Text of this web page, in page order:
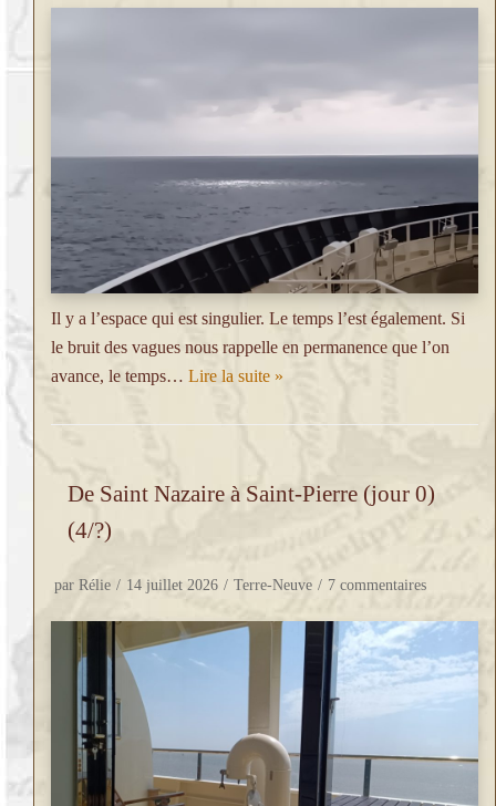
Il y a l’espace qui est singulier. Le temps l’est également. Si
le bruit des vagues nous rappelle en permanence que l’on
avance, le temps… Lire la suite »
De Saint Nazaire à Saint-Pierre (jour 0)
(4/?)
par Rélie 14 juillet 2026 Terre-Neuve 7 commentaires